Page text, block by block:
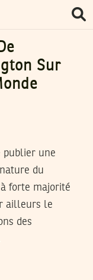
Sur
publier une
du
forte majorité
ailleurs le
des